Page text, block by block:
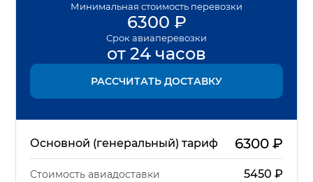
Минимальная стоимость перевозки
6300 ₽
Срок авиаперевозки
от 24 часов
РАССЧИТАТЬ ДОСТАВКУ
Основной (генеральный) тариф 6300₽
Стоимость авиадоставки 5450 ₽